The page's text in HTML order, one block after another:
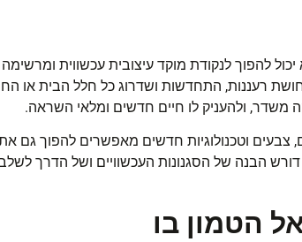
להפוך לנקודת מוקד עיצובית עכשווית
רעננות, התחדשות ושדרוג כל חלל הבית או
משדר, ולהעניק לו חיים חדשים ומלאי השראה.
צבעים וטכנולוגיות חדשים מאפשרים להפוך גם
דורש הבנה של הסגנונות העכשוויים ושל הדרך
הטמון בו